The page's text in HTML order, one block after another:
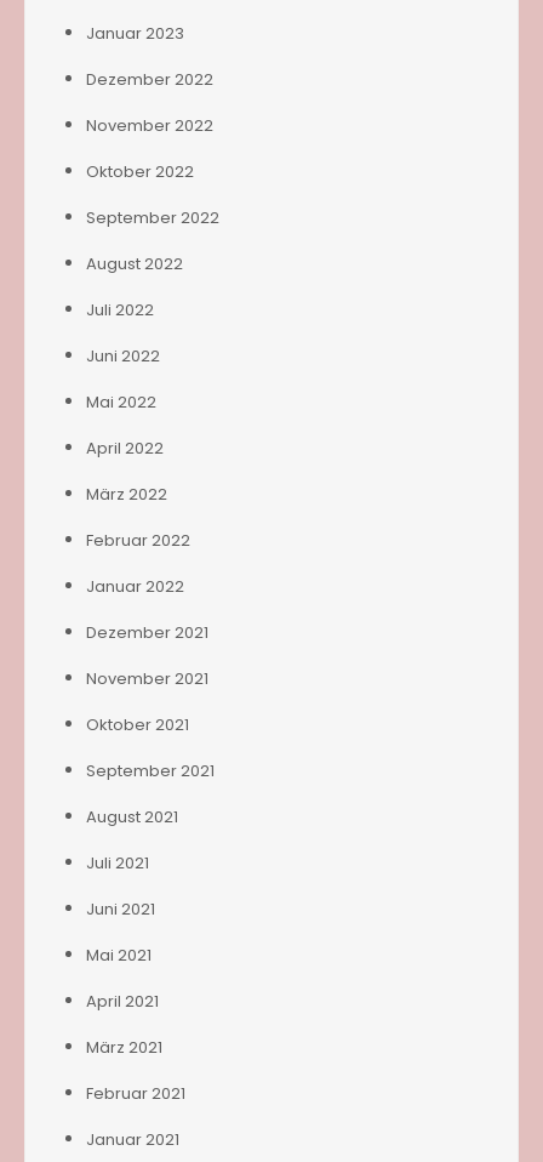
Januar 2023
Dezember 2022
November 2022
Oktober 2022
September 2022
August 2022
Juli 2022
Juni 2022
Mai 2022
April 2022
März 2022
Februar 2022
Januar 2022
Dezember 2021
November 2021
Oktober 2021
September 2021
August 2021
Juli 2021
Juni 2021
Mai 2021
April 2021
März 2021
Februar 2021
Januar 2021